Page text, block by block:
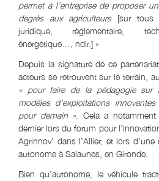
permet à l’entreprise de proposer
degrés aux agriculteurs [sur tous
juridique, règlementaire,
énergétique…, ndlr.] »
Depuis la signature de ce
acteurs se retrouvent sur le terrain,
« pour faire de la pédagogie sur
modèles d’exploitations
pour demain » . Cela a
dernier lors du forum pour
Agrinnov’ dans l’Allier, et lors
autonome à Salaunes, en Gironde.
Bien qu’autonome, le véhicule